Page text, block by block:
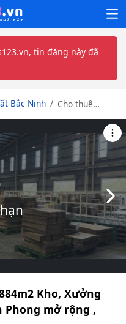
tin đăng này đã
Bắc Ninh
Cho thuê
13.884m2 Kho,
Xưởng tiêu
chuẩn tại khu
CN Yên Phong
mở rộng , tỉnh
Bắc Ninh
Kho, Xưởng
Phong mở rộng ,